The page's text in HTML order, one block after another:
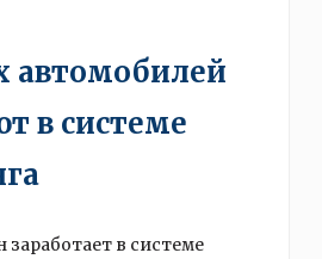
автомобилей
в системе
в системе